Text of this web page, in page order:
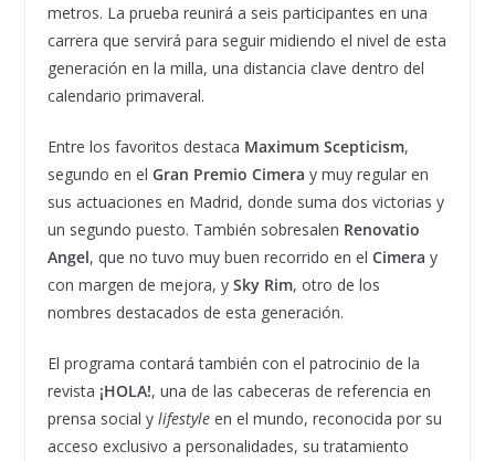
metros. La prueba reunirá a seis participantes en una
carrera que servirá para seguir midiendo el nivel de esta
generación en la milla, una distancia clave dentro del
calendario primaveral.
Entre los favoritos destaca Maximum Scepticism,
segundo en el Gran Premio Cimera y muy regular en
sus actuaciones en Madrid, donde suma dos victorias y
un segundo puesto. También sobresalen Renovatio
Angel, que no tuvo muy buen recorrido en el Cimera y
con margen de mejora, y Sky Rim, otro de los
nombres destacados de esta generación.
El programa contará también con el patrocinio de la
revista ¡HOLA!, una de las cabeceras de referencia en
prensa social y lifestyleen el mundo, reconocida por su
acceso exclusivo a personalidades, su tratamiento